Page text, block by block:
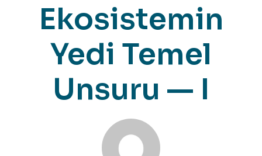
Ekosistemin
Yedi Temel
Unsuru — I